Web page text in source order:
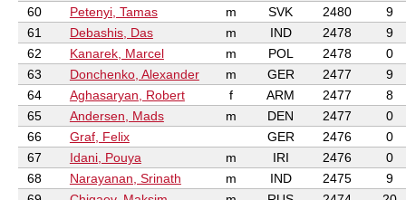
60
Petenyi, Tamas m SVK 2480
9
61
Debashis, Das m IND 2478
9
62
Kanarek, Marcel m POL 2478
0
63
Donchenko, Alexander m GER 2477
9
64
Aghasaryan, Robert f ARM 2477
8
65
Andersen, Mads m DEN 2477
0
66
Graf, Felix GER 2476
0
67
Idani, Pouya m IRI 2476
0
68
Narayanan, Srinath m IND 2475
9